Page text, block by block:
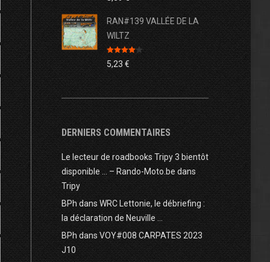
RAN#139 VALLÉE DE LA
WILTZ
Note4.00
sur 5
5,23 €
DERNIERS COMMENTAIRES
Le lecteur de roadbooks Tripy 3 bientôt
disponible … – Rando-Moto.bedans
Tripy
BPhdansWRC Lettonie, le débriefing :
la déclaration de Neuville …
BPhdansVOY#008 CARPATES 2023
J10